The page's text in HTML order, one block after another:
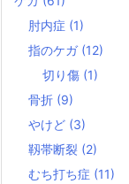
肘内症 (1)
指のケガ (12)
切り傷 (1)
骨折 (9)
やけど (3)
靱帯断裂 (2)
むち打ち症 (11)